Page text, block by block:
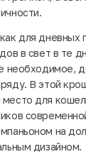
для дневных
в свет в те
необходимое,
В этой
для
на
дизайном.